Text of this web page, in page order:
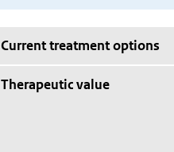
Current treatment options
Therapeutic value